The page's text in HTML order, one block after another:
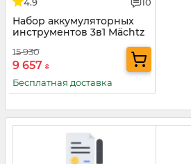
Набор аккумуляторных
инструментов 3в1 Mächtz
15 930
9 657 ₴
Бесплатная доставка